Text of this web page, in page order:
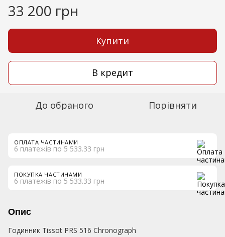
33 200 грн
Купити
В кредит
До обраного Порівняти
ОПЛАТА ЧАСТИНАМИ
6 платежів по 5 533.33 грн
ПОКУПКА ЧАСТИНАМИ
6 платежів по 5 533.33 грн
Опис
Годинник Tissot PRS 516 Chronograph